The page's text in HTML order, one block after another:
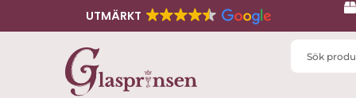
UTMÄRKT
Search